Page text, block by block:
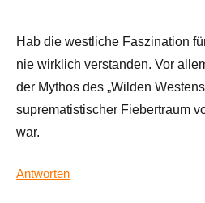
Hab die westliche Faszination
nie wirklich verstanden. Vor
der Mythos des „Wilden
suprematistischer Fiebertraum
war.
Antworten